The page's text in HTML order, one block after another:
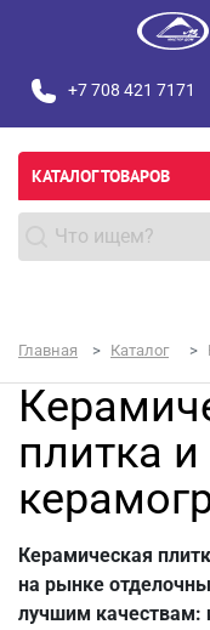
+7 708 421 7171
КАТАЛОГ ТОВАРОВ
Главная Каталог
плитка и
Керамическая
на рынке
лучшим качествам: